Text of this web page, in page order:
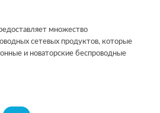
множество
сетевых продуктов, которые
и новаторские беспроводные